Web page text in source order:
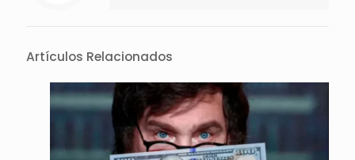
Artículos Relacionados